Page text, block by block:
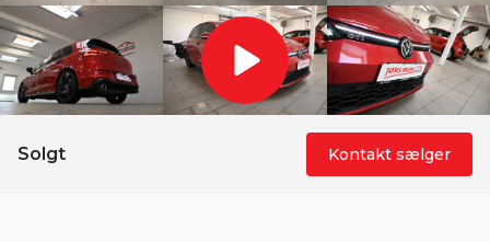
Solgt Kontakt sælger